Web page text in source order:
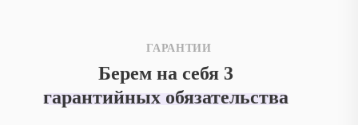
ГАРАНТИИ
Берем на себя 3
гарантийных обязательства